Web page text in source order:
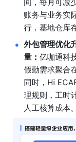
间，每月可减
账务与业务实
行，基地仓库
外包管理优化
量： 亿咖通科
假勤需求聚合
同时，Hi
理规则，工时
人工核算成本。